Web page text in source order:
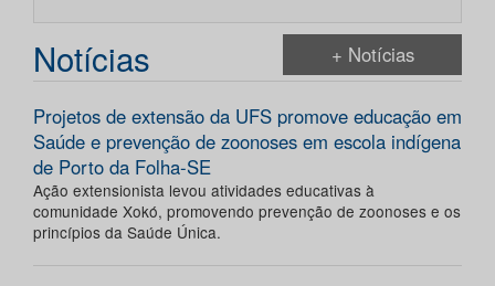
Notícias + Notícias
Projetos de extensão da UFS promove educação em
Saúde e prevenção de zoonoses em escola indígena
de Porto da Folha-SE
Ação extensionista levou atividades educativas à
comunidade Xokó, promovendo prevenção de zoonoses e os
princípios da Saúde Única.